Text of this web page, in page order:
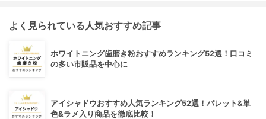
よく見られている人気おすすめ記事
ホワイトニング歯磨き粉おすすめランキング52選！口コミ
の多い市販品を中心に
アイシャドウおすすめ人気ランキング52選！パレット&単
色&ラメ入り商品を徹底比較！